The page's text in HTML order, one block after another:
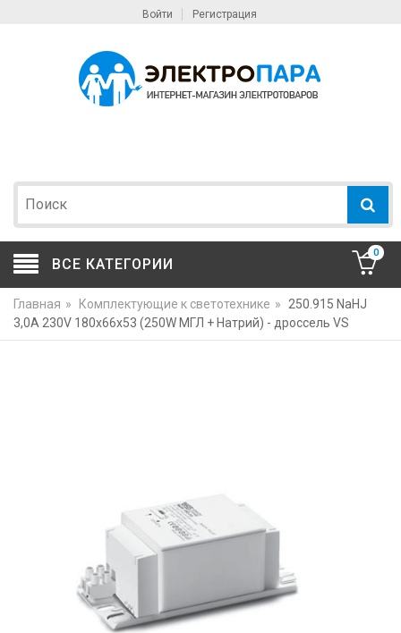
Войти Регистрация
ВСЕ КАТЕГОРИИ
0
Главная » Комплектующие к светотехнике » 250.915 NaHJ
3,0A 230V 180x66x53 (250W МГЛ + Натрий) - дроссель VS